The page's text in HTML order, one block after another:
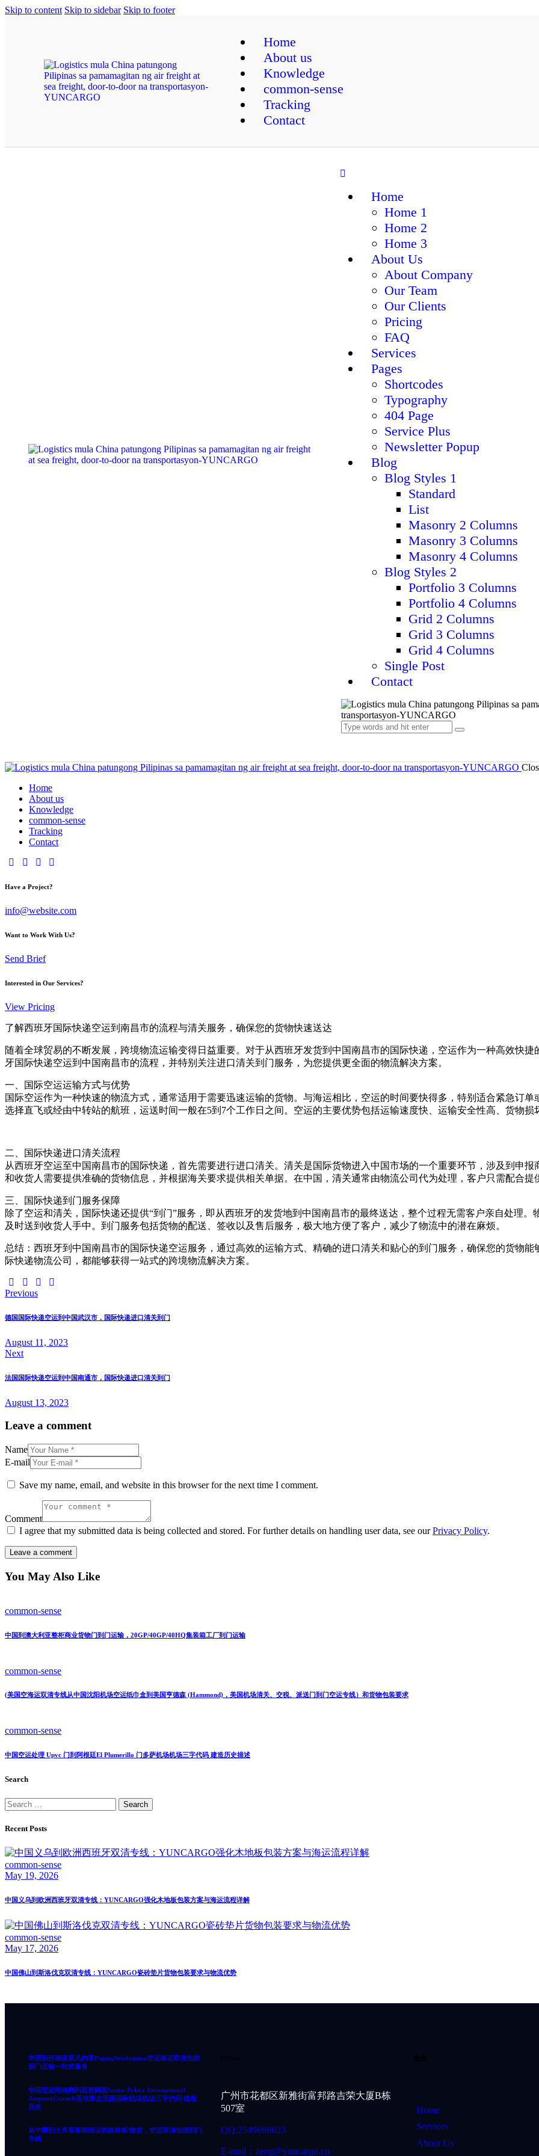
Skip to content Skip to sidebar Skip to footer
Home
About us
Knowledge
common-sense
Tracking
Contact
Home
Home 1
Home 2
Home 3
About Us
About Company
Our Team
Our Clients
Pricing
FAQ
Services
Pages
Shortcodes
Typography
404 Page
Service Plus
Newsletter Popup
Blog
Blog Styles 1
Standard
List
Masonry 2 Columns
Masonry 3 Columns
Masonry 4 Columns
Blog Styles 2
Portfolio 3 Columns
Portfolio 4 Columns
Grid 2 Columns
Grid 3 Columns
Grid 4 Columns
Single Post
Contact
Home
About us
Knowledge
common-sense
Tracking
Contact
Have a Project?
info@website.com
Want to Work With Us?
Send Brief
Interested in Our Services?
View Pricing
了解西班牙国际快递空运到南昌市的流程与清关服务，确保您的货物快速送达
随着全球贸易的不断发展，跨境物流运输变得日益重要。对于从西班牙发货到中国南昌市的国际快递，空运作为一种高效快
牙国际快递空运到中国南昌市的流程，并特别关注进口清关到门服务，为您提供更全面的物流解决方案。
一、国际空运运输方式与优势
国际空运作为一种快速的物流方式，通常适用于需要迅速运输的货物。与海运相比，空运的时间要快得多，特别适合紧急订
选择直飞或经由中转站的航班，运送时间一般在5到7个工作日之间。空运的主要优势包括运输速度快、运输安全性高、货物
二、国际快递进口清关流程
从西班牙空运至中国南昌市的国际快递，首先需要进行进口清关。清关是国际货物进入中国市场的一个重要环节，涉及到申
和收货人需要提供准确的货物信息，并根据海关要求提供相关单据。在中国，清关通常由物流公司代为处理，客户只需配合
三、国际快递到门服务保障
除了空运和清关，国际快递还提供“到门”服务，即从西班牙的发货地到中国南昌市的最终送达，整个过程无需客户亲自处理
及时送到收货人手中。到门服务包括货物的配送、签收以及售后服务，极大地方便了客户，减少了物流中的潜在麻烦。
总结：西班牙到中国南昌市的国际快递空运服务，通过高效的运输方式、精确的进口清关和贴心的到门服务，确保您的货物
际快递物流公司，都能够获得一站式的跨境物流解决方案。
Previous
德国国际快递空运到中国武汉市，国际快递进口清关到门
August 11, 2023
Next
法国国际快递空运到中国南通市，国际快递进口清关到门
August 13, 2023
Leave a comment
Name
E-mail
Save my name, email, and website in this browser for the next time I comment.
Comment
I agree that my submitted data is being collected and stored. For further details on handling user data, see ourPrivacy Policy.
You May Also Like
common-sense
中国到澳大利亚整柜商业货物门到门运输，20GP/40GP/40HQ集装箱工厂到门运输
common-sense
(美国空海运双清专线从中国沈阳机场空运纸巾盒到美国亨德森 (Hammond)，美国机场清关、交税、派送门到门空运专线）和货物包装要求
common-sense
中国空运处理 Upvc 门到阿根廷El Plumerillo 门多萨机场机场三字代码 建造历史描述
Search
Recent Posts
common-sense
May 19, 2026
中国义乌到欧洲西班牙双清专线：YUNCARGO强化木地板包装方案与海运流程详解
common-sense
May 17, 2026
中国佛山到斯洛伐克双清专线：YUNCARGO瓷砖垫片货物包装要求与物流优势
中国到巴布亚新几内亚PapuaNewGuinea空运海运双清包税
到门运输一站式服务
中国空运电磁阀到瓦努阿图Santo-Pekoa International
Airport(Ceased)圣埃斯皮里图国际机场机场三字代码 建造
历史
从中国到土库曼斯坦陆运铁路整柜/散货，空运双清包税到门
专线
广州市花都区新雅街富邦路吉荣大厦B栋
507室
QQ:2549698023
E-mail：zeng@yuncargo.cn
Home
Services
About Us